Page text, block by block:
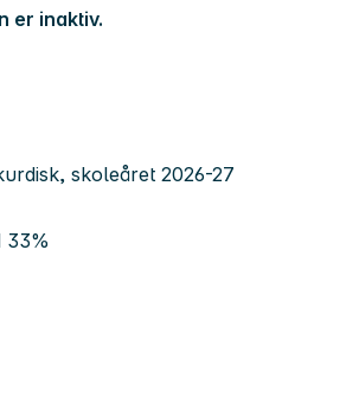
er inaktiv.
skoleåret 2026-27
33%